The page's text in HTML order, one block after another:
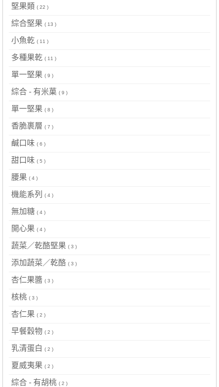
堅果類 ( 22 )
綜合堅果 ( 13 )
小魚乾 ( 11 )
多種果乾 ( 11 )
單一堅果 ( 9 )
綜合 - 有米菓 ( 9 )
單一堅果 ( 8 )
香脆裹層 ( 7 )
鹹口味 ( 6 )
甜口味 ( 5 )
腰果 ( 4 )
機能系列 ( 4 )
無加糖 ( 4 )
開心果 ( 4 )
蔬菜／乾酪堅果 ( 3 )
添加蔬菜／乾酪 ( 3 )
杏仁果醬 ( 3 )
核桃 ( 3 )
杏仁果 ( 2 )
早餐穀物 ( 2 )
乳清蛋白 ( 2 )
夏威夷果 ( 2 )
綜合 - 有胡桃 ( 2 )